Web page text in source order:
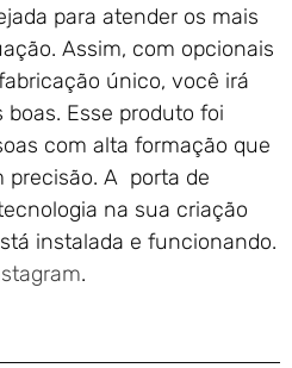
para atender os mais
Assim, com opcionais
único, você irá
Esse produto foi
com alta formação que
precisão. A porta de
na sua criação
instalada e funcionando.
.